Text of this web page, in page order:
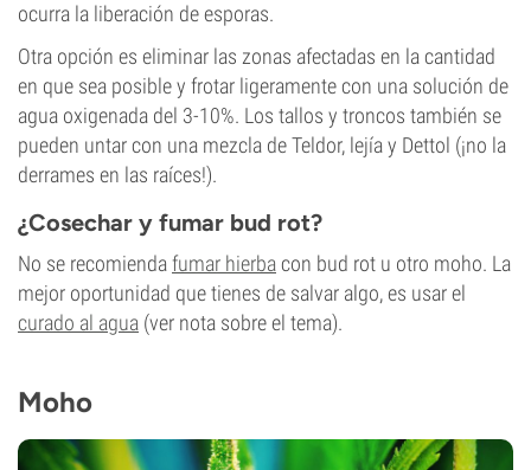
ocurra la liberación de esporas.
Otra opción es eliminar las zonas afectadas en la cantidad
en que sea posible y frotar ligeramente con una solución de
agua oxigenada del 3-10%. Los tallos y troncos también se
pueden untar con una mezcla de Teldor, lejía y Dettol (¡no la
derrames en las raíces!).
¿Cosechar y fumar bud rot?
No se recomiendafumar hierbacon bud rot u otro moho. La
mejor oportunidad que tienes de salvar algo, es usar el
curado al agua (ver nota sobre el tema).
Moho